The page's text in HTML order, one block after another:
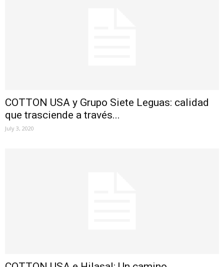
COTTON USA y Grupo Siete Leguas: calidad
que trasciende a través...
July 3, 2020